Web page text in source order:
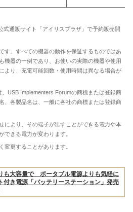
式通販サイト「アイリスプラザ」で予約販売開
す。すべての機器の動作を保証するものではあ
機器の一例であり、お使いの実際の機器や使用
より、充電可能回数・使用時間は異なる場合が
USB Implementers Forumの商標または登録商
、各製品名は、一般に各社の商標または登録商
により、その端子が出すことができる電力や本
できる電力が変わります。
更することがあります。
も大容量で ポータブル電源よりも気軽に
き電源「バッテリーステーション」発売